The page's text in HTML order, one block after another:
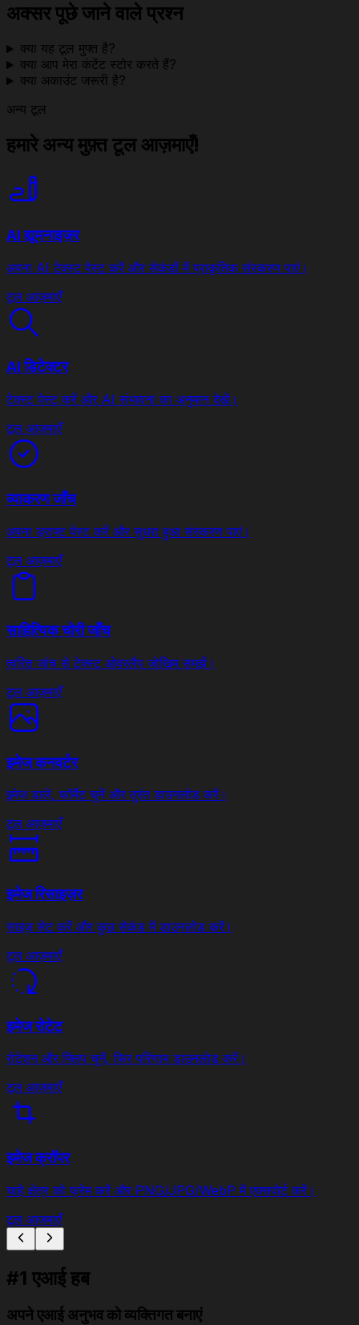
अक्सर पूछे जाने वाले प्रश्न
क्या यह टूल मुफ्त है?
क्या आप मेरा कंटेंट स्टोर करते हैं?
क्या अकाउंट जरूरी है?
अन्य टूल
हमारे अन्य मुफ़्त टूल आज़माएँ!
AI ह्यूमनाइज़र
अपना AI टेक्स्ट पेस्ट करें और सेकंडों में प्राकृतिक संस्करण पाएं।
टूल आज़माएँ
AI डिटेक्टर
टेक्स्ट पेस्ट करें और AI संभावना का अनुमान देखें।
टूल आज़माएँ
व्याकरण जाँच
अपना ड्राफ्ट पेस्ट करें और सुधरा हुआ संस्करण पाएं।
टूल आज़माएँ
साहित्यिक चोरी जाँच
त्वरित जांच से टेक्स्ट ओवरलैप जोखिम समझें।
टूल आज़माएँ
इमेज कनवर्टर
इमेज डालें, फॉर्मेट चुनें और तुरंत डाउनलोड करें।
टूल आज़माएँ
इमेज रिसाइज़र
साइज़ सेट करें और कुछ सेकंड में डाउनलोड करें।
टूल आज़माएँ
इमेज रोटेट
रोटेशन और फ्लिप चुनें, फिर परिणाम डाउनलोड करें।
टूल आज़माएँ
इमेज क्रॉपर
चाहे क्षेत्र को फ्रेम करें और PNG/JPG/WebP में एक्सपोर्ट करें।
टूल आज़माएँ
#1 एआई हब
अपने एआई अनुभव को व्यक्तिगत बनाएं